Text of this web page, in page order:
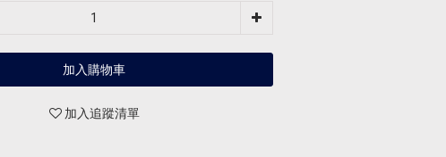
加入購物車
加入追蹤清單